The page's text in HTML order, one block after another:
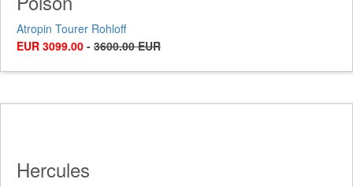
Atropin Tourer Rohloff
EUR 3099.00 - 3600.00 EUR
Hercules